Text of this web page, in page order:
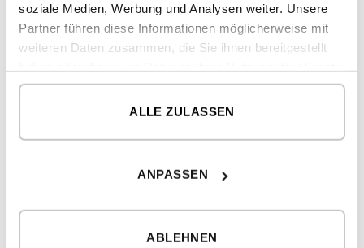
soziale Medien, Werbung und Analysen weiter. Unsere
Partner führen diese Informationen möglicherweise mit
weiteren Daten zusammen, die Sie ihnen bereitgestellt
gesammelt haben.
ALLE ZULASSEN
ANPASSEN
ABLEHNEN
HAUS 285,67 m
Überdachte Fläche Aussenbereich 56,50 m
ERDGESCHOSS
Überdachte Fläche 29,9 m
Nutzfläche (NUF)
144,48 m